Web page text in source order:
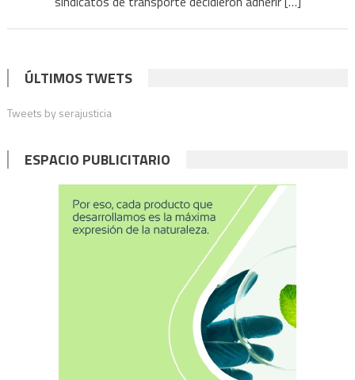
ÚLTIMOS TWETS
Tweets by serajusticia
ESPACIO PUBLICITARIO